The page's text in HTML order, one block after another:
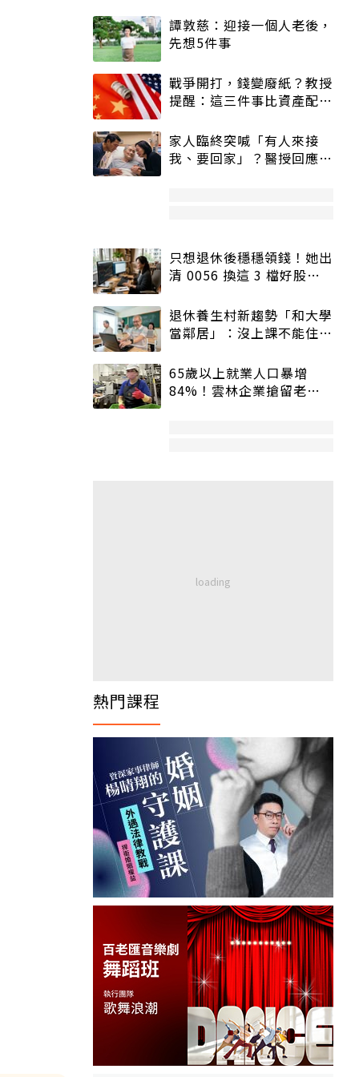
譚敦慈：迎接一個人老後，
先想5件事
戰爭開打，錢變廢紙？教授
提醒：這三件事比資產配置
家人臨終突喊「有人來接
我、要回家」？醫授回應方
只想退休後穩穩領錢！她出
清 0056 換這 3 檔好股：
退休養生村新趨勢「和大學
當鄰居」：沒上課不能住、
65歲以上就業人口暴增
84%！雲林企業搶留老員
熱門課程